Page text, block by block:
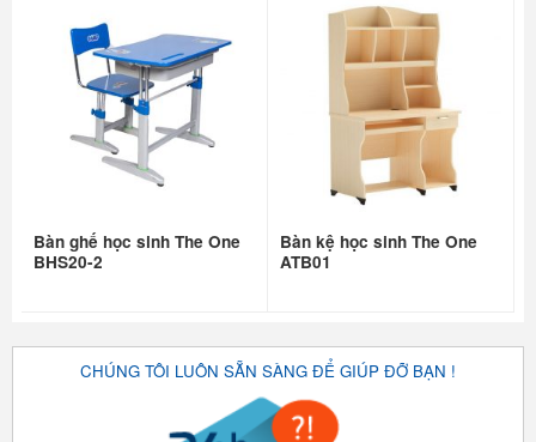
Bàn ghế học sinh The One
BHS20-2
Bàn kệ học sinh The One
ATB01
CHÚNG TÔI LUÔN SẴN SÀNG ĐỂ GIÚP ĐỠ BẠN !